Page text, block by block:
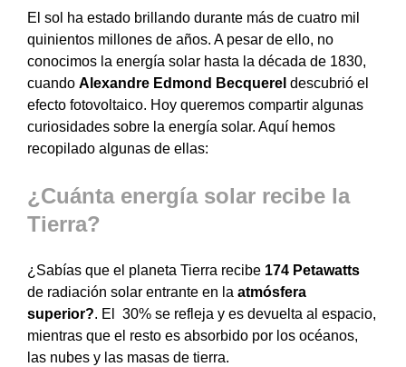
El sol ha estado brillando durante más de cuatro mil
quinientos millones de años. A pesar de ello, no
conocimos la energía solar hasta la década de 1830,
cuando Alexandre Edmond Becquerel descubrió el
efecto fotovoltaico. Hoy queremos compartir algunas
curiosidades sobre la energía solar. Aquí hemos
recopilado algunas de ellas:
¿Cuánta energía solar recibe la
Tierra?
¿Sabías que el planeta Tierra recibe 174 Petawatts
de radiación solar entrante en la atmósfera
superior?. El 30% se refleja y es devuelta al espacio,
mientras que el resto es absorbido por los océanos,
las nubes y las masas de tierra.